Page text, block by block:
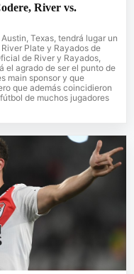
River vs.
Texas, tendrá lugar un
Plate y Rayados de
de River y Rayados,
el agrado de ser el punto de
main sponsor y que
que además coincidieron
de muchos jugadores